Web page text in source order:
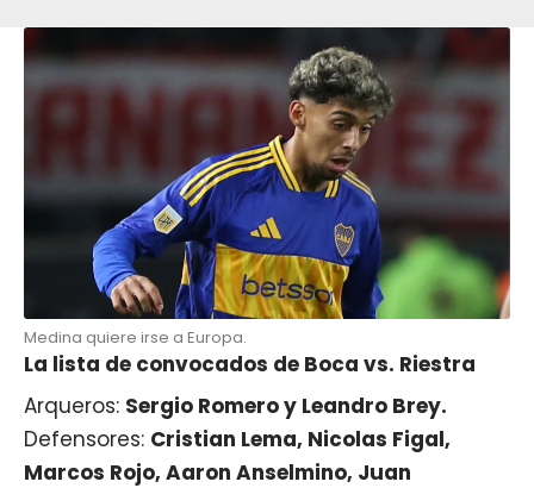
Medina quiere irse a Europa.
La lista de convocados de Boca vs. Riestra
Arqueros: Sergio Romero y Leandro Brey.
Defensores: Cristian Lema, Nicolas Figal,
Marcos Rojo, Aaron Anselmino, Juan